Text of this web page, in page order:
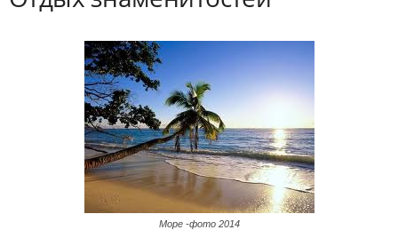
Море -фото 2014